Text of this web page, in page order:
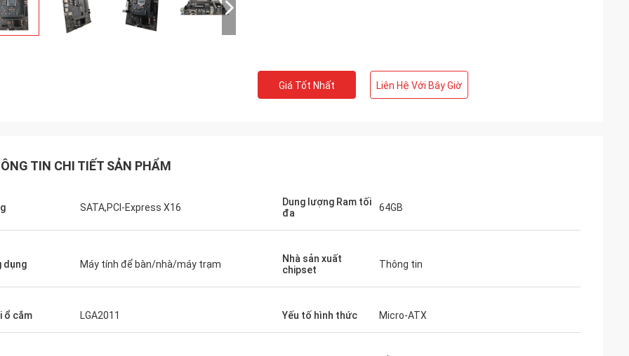
Giá Tốt Nhất Liên Hệ Với Bây Giờ
TIN CHI TIẾT SẢN PHẨM
SATA,PCI-Express X16
Dung lượng Ram tối
đa
64GB
dụng Máy tính để bàn/nhà/máy trạm
Nhà sản xuất
chipset
Thông tin
ổ cắm LGA2011 Yếu tố hình thức Micro-ATX